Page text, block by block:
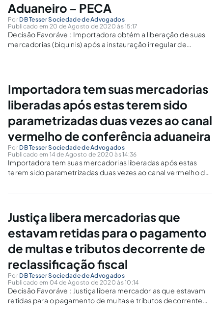
Aduaneiro – PECA
Por DB Tesser Sociedade de Advogados
Publicado em 20 de Agosto de 2020 às 15:17
Decisão Favorável: Importadora obtém a liberação de suas
mercadorias (biquinis) após a instauração irregular de
Importadora tem suas mercadorias
liberadas após estas terem sido
parametrizadas duas vezes ao canal
vermelho de conferência aduaneira
Por DB Tesser Sociedade de Advogados
Publicado em 14 de Agosto de 2020 às 14:36
Importadora tem suas mercadorias liberadas após estas
terem sido parametrizadas duas vezes ao canal vermelho de
Justiça libera mercadorias que
estavam retidas para o pagamento
de multas e tributos decorrente de
reclassificação fiscal
Por DB Tesser Sociedade de Advogados
Publicado em 04 de Agosto de 2020 às 10:14
Decisão Favorável: Justiça libera mercadorias que estavam
retidas para o pagamento de multas e tributos decorrente